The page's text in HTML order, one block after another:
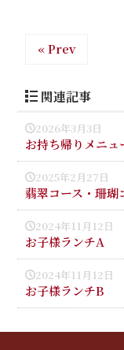
« Prev
関連記事
2026年3月3日
お持ち帰りメニュ
2025年2月27日
翡翠コース・珊瑚
2024年11月12日
お子様ランチA
2024年11月12日
お子様ランチB